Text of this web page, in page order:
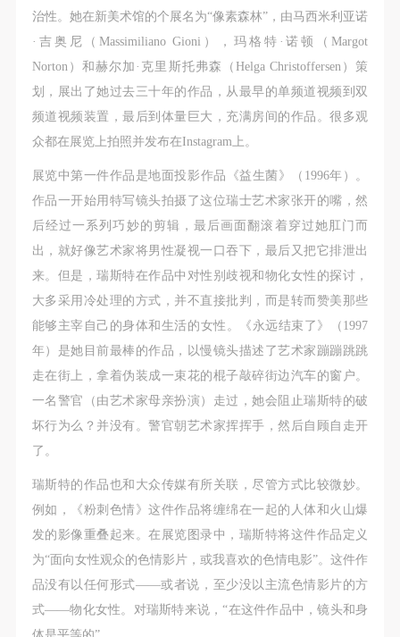
治性。她在新美术馆的个展名为“像素森林”，由马西米利亚诺
·吉奥尼（Massimiliano Gioni），玛格特·诺顿（Margot
Norton）和赫尔加·克里斯托弗森（Helga Christoffersen）策
划，展出了她过去三十年的作品，从最早的单频道视频到双
频道视频装置，最后到体量巨大，充满房间的作品。很多观
众都在展览上拍照并发布在Instagram上。
展览中第一件作品是地面投影作品《益生菌》（1996年）。
作品一开始用特写镜头拍摄了这位瑞士艺术家张开的嘴，然
后经过一系列巧妙的剪辑，最后画面翻滚着穿过她肛门而
出，就好像艺术家将男性凝视一口吞下，最后又把它排泄出
来。但是，瑞斯特在作品中对性别歧视和物化女性的探讨，
大多采用冷处理的方式，并不直接批判，而是转而赞美那些
能够主宰自己的身体和生活的女性。《永远结束了》（1997
年）是她目前最棒的作品，以慢镜头描述了艺术家蹦蹦跳跳
走在街上，拿着伪装成一束花的棍子敲碎街边汽车的窗户。
一名警官（由艺术家母亲扮演）走过，她会阻止瑞斯特的破
坏行为么？并没有。警官朝艺术家挥挥手，然后自顾自走开
了。
瑞斯特的作品也和大众传媒有所关联，尽管方式比较微妙。
例如，《粉刺色情》这件作品将缠绵在一起的人体和火山爆
发的影像重叠起来。在展览图录中，瑞斯特将这件作品定义
为“面向女性观众的色情影片，或我喜欢的色情电影”。这件作
品没有以任何形式——或者说，至少没以主流色情影片的方
式——物化女性。对瑞斯特来说，“在这件作品中，镜头和身